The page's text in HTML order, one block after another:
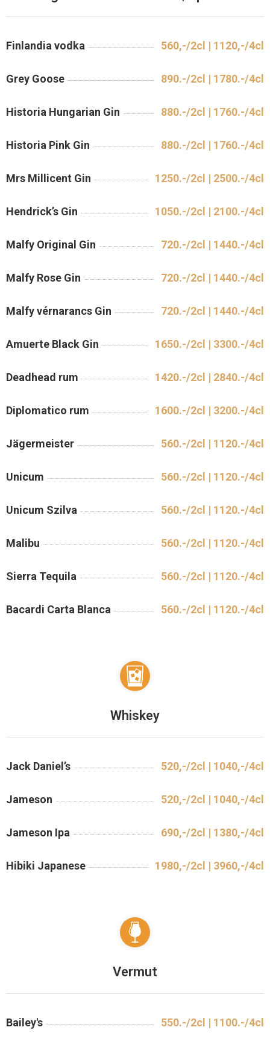
Finlandia vodka 560,-/2cl | 1120,-/4cl
Grey Goose 890.-/2cl | 1780.-/4cl
Historia Hungarian Gin 880.-/2cl | 1760.-/4cl
Historia Pink Gin 880.-/2cl | 1760.-/4cl
Mrs Millicent Gin 1250.-/2cl | 2500.-/4cl
Hendrick’s Gin 1050.-/2cl | 2100.-/4cl
Malfy Original Gin 720.-/2cl | 1440.-/4cl
Malfy Rose Gin 720.-/2cl | 1440.-/4cl
Malfy vérnarancs Gin 720.-/2cl | 1440.-/4cl
Amuerte Black Gin 1650.-/2cl | 3300.-/4cl
Deadhead rum 1420.-/2cl | 2840.-/4cl
Diplomatico rum 1600.-/2cl | 3200.-/4cl
Jägermeister 560.-/2cl | 1120.-/4cl
Unicum 560.-/2cl | 1120.-/4cl
Unicum Szilva 560.-/2cl | 1120.-/4cl
Malibu 560.-/2cl | 1120.-/4cl
Sierra Tequila 560.-/2cl | 1120.-/4cl
Bacardi Carta Blanca 560.-/2cl | 1120.-/4cl
Whiskey
Jack Daniel’s 520,-/2cl | 1040,-/4cl
Jameson 520,-/2cl | 1040,-/4cl
Jameson Ipa 690,-/2cl | 1380,-/4cl
Hibiki Japanese 1980,-/2cl | 3960,-/4cl
Vermut
Bailey's 550.-/2cl | 1100.-/4cl